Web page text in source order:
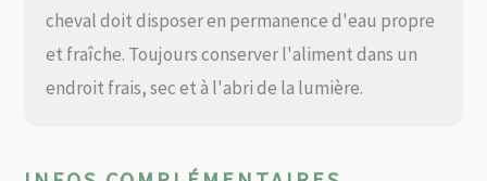
cheval doit disposer en permanence d'eau propre
et fraîche. Toujours conserver l'aliment dans un
endroit frais, sec et à l'abri de la lumière.